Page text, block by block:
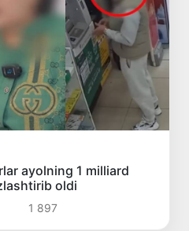
ayolning 1 milliard
oldi
1 897